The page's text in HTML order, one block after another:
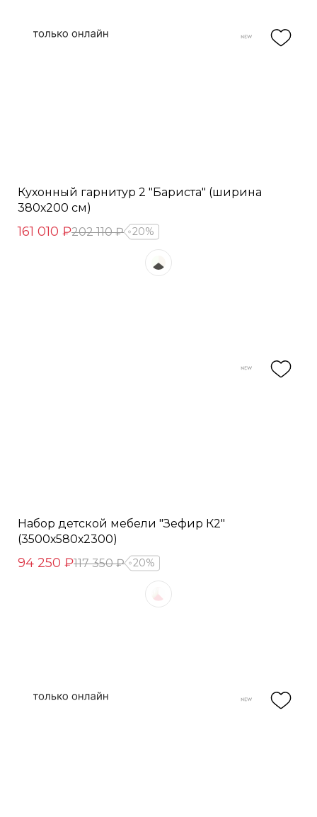
Кухонный гарнитур 2 "Бариста" (ширина
380х200 см)
161 010 ₽202 110 ₽ 20%
Набор детской мебели "Зефир К2"
(3500х580х2300)
94 250 ₽117 350 ₽ 20%